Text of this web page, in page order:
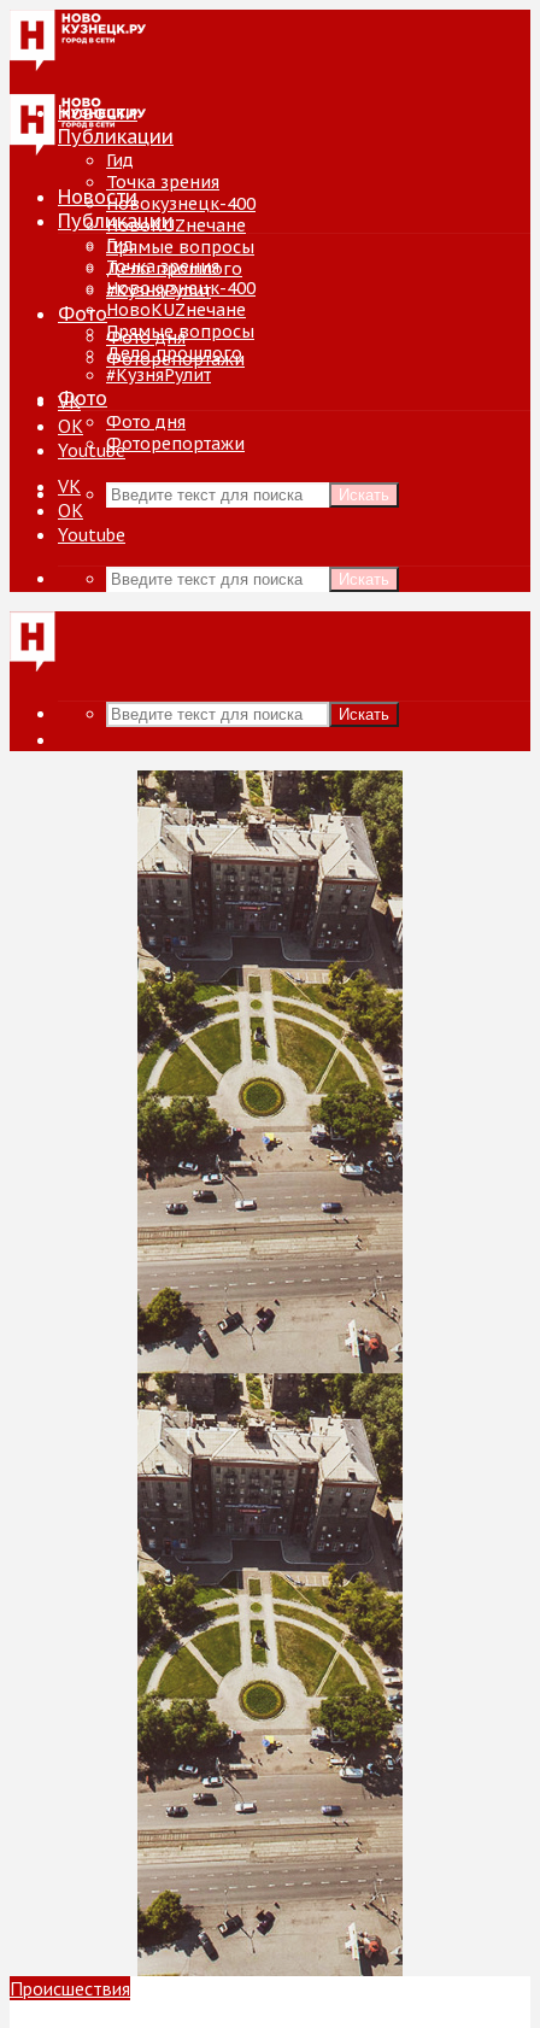
Новости
Публикации
Гид
Точка зрения
Новокузнецк-400
НовоKUZнечане
Прямые вопросы
Дело прошлого
#КузняРулит
Фото
Фото дня
Фоторепортажи
VK
ОК
Youtube
Искать
Новости
Публикации
Гид
Точка зрения
Новокузнецк-400
НовоKUZнечане
Прямые вопросы
Дело прошлого
#КузняРулит
Фото
Фото дня
Фоторепортажи
VK
ОК
Youtube
Искать
Искать
Происшествия